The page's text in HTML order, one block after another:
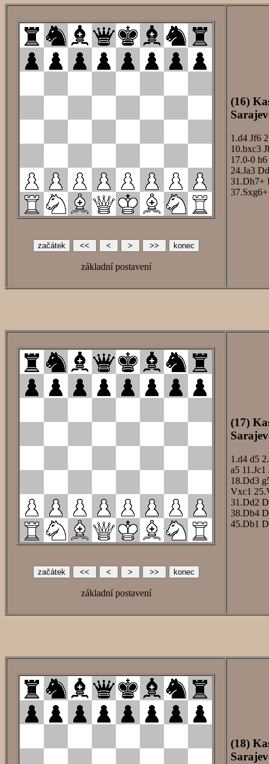
základní postavení
(16)
1.d4 Jf6
10.bxc3
17.0-0 h6
24.Ja3
31.Dh7+
37.Sxg6+
základní postavení
(17)
1.d4 d5
a5 11.Jc1
18.Dd3
Vxc1
31.Dd2
38.Db4
45.Db1
(18)